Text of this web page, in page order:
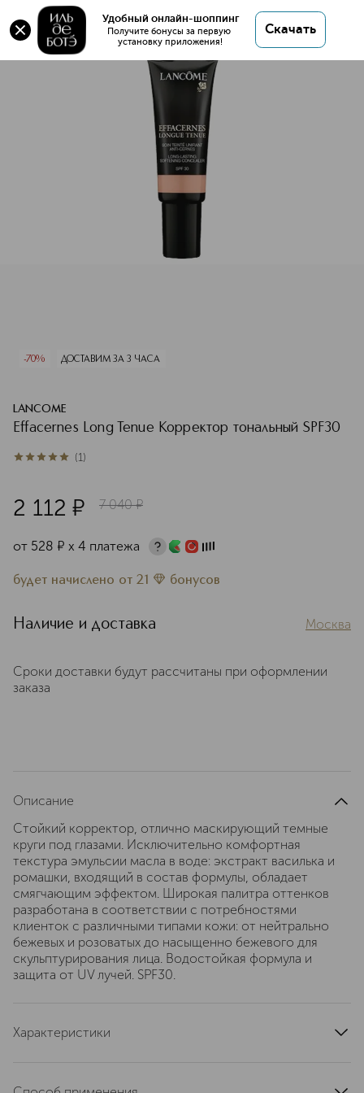
Удобный онлайн-шоппинг
Получите бонусы за первую
установку приложения!
Скачать
Оригинал 💯 Effacernes Long Tenue Корректор
тональный SPF30 купить в интернет магазине
ИЛЬ ДЕ БОТЭ с доставкой.
Effacernes Long Tenue Корректор тональный SPF30
-70% ДОСТАВИМ ЗА 3 ЧАСА
LANCOME
Effacernes Long Tenue Корректор тональный SPF30
5из 51 (1)
2 112 ¤ 7 040 ¤
от 528 ¤ х 4 платежа
будет начислено от 21 бонусов
Наличие и доставка Москва
Сроки доставки будут рассчитаны при оформлении
заказа
Описание
Стойкий корректор, отлично маскирующий темные
круги под глазами. Исключительно комфортная
текстура эмульсии масла в воде: экстракт василька и
ромашки, входящий в соcтав формулы, обладает
смягчающим эффектом. Широкая палитра оттенков
разработана в соответствии с потребностями
клиенток c различными типами кожи: от нейтрально
бежевых и розоватых до насыщенно бежевого для
скульптурирования лица. Водостойкая формула и
защита от UV лучей. SPF30.
Характеристики
область применения